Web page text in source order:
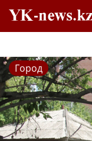
Город